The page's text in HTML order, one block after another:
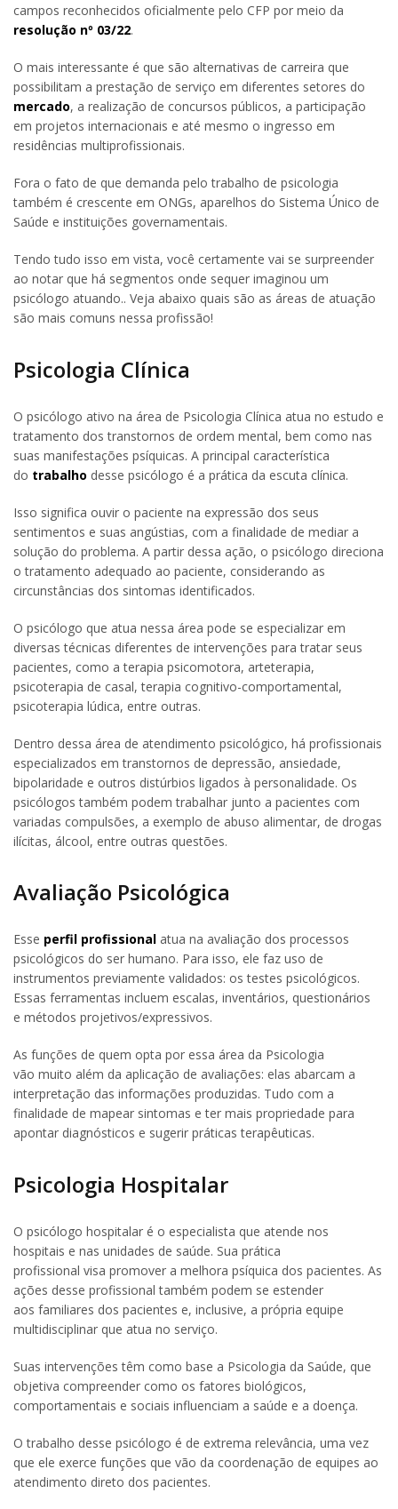
campos reconhecidos oficialmente pelo CFP por meio da
resolução nº 03/22.
O mais interessante é que são alternativas de carreira que
possibilitam a prestação de serviço em diferentes setores do
mercado, a realização de concursos públicos, a participação
em projetos internacionais e até mesmo o ingresso em
residências multiprofissionais.
Fora o fato de que demanda pelo trabalho de psicologia
também é crescente em ONGs, aparelhos do Sistema Único de
Saúde e instituições governamentais.
Tendo tudo isso em vista, você certamente vai se surpreender
ao notar que há segmentos onde sequer imaginou um
psicólogo atuando.. Veja abaixo quais são as áreas de atuação
são mais comuns nessa profissão!
Psicologia Clínica
O psicólogo ativo na área de Psicologia Clínica atua no estudo e
tratamento dos transtornos de ordem mental, bem como nas
suas manifestações psíquicas. A principal característica
do trabalho desse psicólogo é a prática da escuta clínica.
Isso significa ouvir o paciente na expressão dos seus
sentimentos e suas angústias, com a finalidade de mediar a
solução do problema. A partir dessa ação, o psicólogo direciona
o tratamento adequado ao paciente, considerando as
circunstâncias dos sintomas identificados.
O psicólogo que atua nessa área pode se especializar em
diversas técnicas diferentes de intervenções para tratar seus
pacientes, como a terapia psicomotora, arteterapia,
psicoterapia de casal, terapia cognitivo-comportamental,
psicoterapia lúdica, entre outras.
Dentro dessa área de atendimento psicológico, há profissionais
especializados em transtornos de depressão, ansiedade,
bipolaridade e outros distúrbios ligados à personalidade. Os
psicólogos também podem trabalhar junto a pacientes com
variadas compulsões, a exemplo de abuso alimentar, de drogas
ilícitas, álcool, entre outras questões.
Avaliação Psicológica
Esse perfil profissional atua na avaliação dos processos
psicológicos do ser humano. Para isso, ele faz uso de
instrumentos previamente validados: os testes psicológicos.
Essas ferramentas incluem escalas, inventários, questionários
e métodos projetivos/expressivos.
As funções de quem opta por essa área da Psicologia
vão muito além da aplicação de avaliações: elas abarcam a
interpretação das informações produzidas. Tudo com a
finalidade de mapear sintomas e ter mais propriedade para
apontar diagnósticos e sugerir práticas terapêuticas.
Psicologia Hospitalar
O psicólogo hospitalar é o especialista que atende nos
hospitais e nas unidades de saúde. Sua prática
profissional visa promover a melhora psíquica dos pacientes. As
ações desse profissional também podem se estender
aos familiares dos pacientes e, inclusive, a própria equipe
multidisciplinar que atua no serviço.
Suas intervenções têm como base a Psicologia da Saúde, que
objetiva compreender como os fatores biológicos,
comportamentais e sociais influenciam a saúde e a doença.
O trabalho desse psicólogo é de extrema relevância, uma vez
que ele exerce funções que vão da coordenação de equipes ao
atendimento direto dos pacientes.